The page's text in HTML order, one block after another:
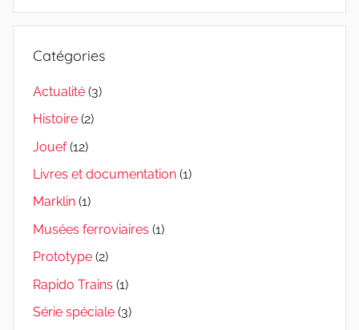
Catégories
Actualité (3)
Histoire (2)
Jouef(12)
Livres et documentation (1)
Marklin (1)
Musées ferroviaires (1)
Prototype (2)
Rapido Trains (1)
Série spéciale (3)